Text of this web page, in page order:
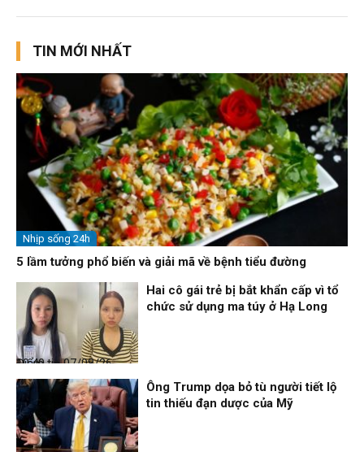
TIN MỚI NHẤT
Nhịp sống 24h
5 lầm tưởng phổ biến và giải mã về bệnh tiểu đường
Điểm tin
07/08/26, 10:40
Hai cô gái trẻ bị bắt khẩn cấp vì tổ
chức sử dụng ma túy ở Hạ Long
Ông Trump dọa bỏ tù người tiết lộ
tin thiếu đạn dược của Mỹ